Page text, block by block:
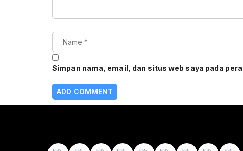
Simpan nama, email, dan situs web saya pada